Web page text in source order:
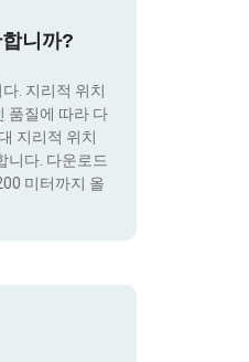
니까?
. 지리적 위치
품질에 따라 다
지리적 위치
니다. 다운로드
미터까지 올